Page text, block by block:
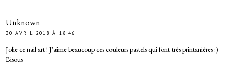
Unknown
30 AVRIL 2018 À 18:46
Jolie ce nail art ! J'aime beaucoup ces couleurs pastels qui font très printanières :)
Bisous